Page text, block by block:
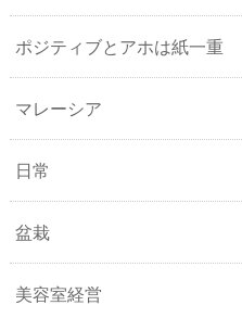
ポジティブとアホは紙一重
マレーシア
日常
盆栽
美容室経営